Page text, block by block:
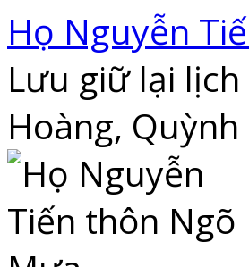
Skip
to
content
Họ Nguyễn
Lưu giữ lại
Hoàng,